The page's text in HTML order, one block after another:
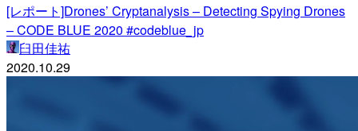
[レポート]Drones’ Cryptanalysis – Detecting Spying Drones
– CODE BLUE 2020 #codeblue_jp
臼田佳祐
2020.10.29